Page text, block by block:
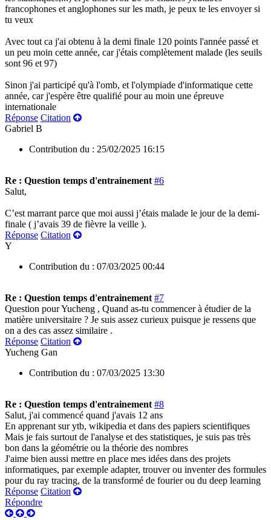
francophones et anglophones sur les math, je peux te les envoyer si
tu veux
Avec tout ca j'ai obtenu à la demi finale 120 points l'année passé et
un peu moin cette année, car j'étais complètement malade (les seuils
sont 96 et 97)
Sinon j'ai participé qu'à l'omb, et l'olympiade d'informatique cette
année, car j'espère être qualifié pour au moin une épreuve
internationale
Réponse Citation
Gabriel B
Contribution du : 25/02/2025 16:15
Re : Question temps d'entrainement #6
Salut,
C’est marrant parce que moi aussi j’étais malade le jour de la demi-
finale ( j’avais 39 de fièvre la veille ).
Réponse Citation
Y
Contribution du : 07/03/2025 00:44
Re : Question temps d'entrainement #7
Question pour Yucheng , Quand as-tu commencer à étudier de la
matière universitaire ? Je suis assez curieux puisque je ressens que
on a des cas assez similaire .
Réponse Citation
Yucheng Gan
Contribution du : 07/03/2025 13:30
Re : Question temps d'entrainement #8
Salut, j'ai commencé quand j'avais 12 ans
En apprenant sur ytb, wikipedia et dans des papiers scientifiques
Mais je fais surtout de l'analyse et des statistiques, je suis pas très
bon dans la géométrie ou la théorie des nombres
J'aime bien aussi mettre en place mes idées dans des projets
informatiques, par exemple adapter, trouver ou inventer des formules
pour du ray tracing, de la transformé de fourier ou du deep learning
Réponse Citation
Répondre